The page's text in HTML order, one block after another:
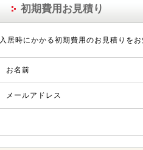
初期費用お見積り
入居時にかかる初期費用のお見積りを
お名前
メールアドレス